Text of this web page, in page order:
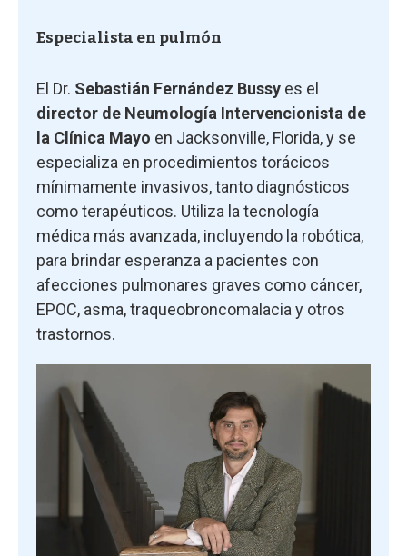
Especialista en pulmón
El Dr. Sebastián Fernández Bussy es el
director de Neumología Intervencionista de
la Clínica Mayo en Jacksonville, Florida, y se
especializa en procedimientos torácicos
mínimamente invasivos, tanto diagnósticos
como terapéuticos. Utiliza la tecnología
médica más avanzada, incluyendo la robótica,
para brindar esperanza a pacientes con
afecciones pulmonares graves como cáncer,
EPOC, asma, traqueobroncomalacia y otros
trastornos.